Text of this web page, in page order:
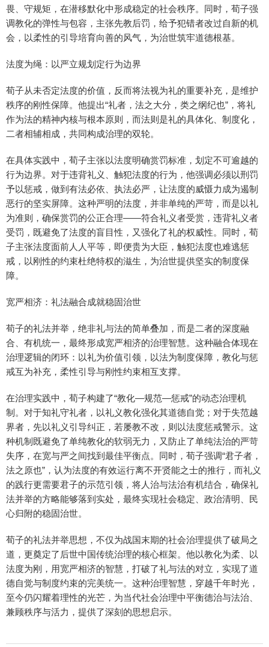
畏、守规矩，在潜移默化中形成稳定的社会秩序。同时，荀子强
调教化的弹性与包容，主张先教后罚，给予犯错者改过自新的机
会，以柔性的引导培育向善的风气，为治世筑牢道德根基。
法度为绳：以严立规划定行为边界
荀子从未否定法度的价值，反而将法视为礼的重要补充，是维护
秩序的刚性保障。他提出“礼者，法之大分，类之纲纪也”，将礼
作为法的精神内核与根本原则，而法则是礼的具体化、制度化，
二者相辅相成，共同构成治理的双轮。
在具体实践中，荀子主张以法度明确赏罚标准，划定不可逾越的
行为边界。对于违背礼义、触犯法度的行为，他强调必须以刑罚
予以惩戒，做到有法必依、执法必严，让法度的威慑力成为遏制
恶行的坚实屏障。这种严明的法度，并非单纯的严苛，而是以礼
为准则，确保赏罚的公正合理——符合礼义者受赏，违背礼义者
受罚，既避免了法度的盲目性，又强化了礼的权威性。同时，荀
子主张法度面前人人平等，即便贵为大臣，触犯法度也难逃惩
戒，以刚性的约束杜绝特权的滋生，为治世提供坚实的制度保
障。
宽严相济：礼法融合成就稳固治世
荀子的礼法并举，绝非礼与法的简单叠加，而是二者的深度融
合、有机统一，最终形成宽严相济的治理智慧。这种融合体现在
治理逻辑的闭环：以礼为价值引领，以法为制度保障，教化与惩
戒互为补充，柔性引导与刚性约束相互支撑。
在治理实践中，荀子构建了“教化—规范—惩戒”的动态治理机
制。对于知礼守礼者，以礼义教化强化其道德自觉；对于失范越
界者，先以礼义引导纠正，若屡教不改，则以法度惩戒警示。这
种机制既避免了单纯教化的软弱无力，又防止了单纯法治的严苛
失序，在宽与严之间找到最佳平衡点。同时，荀子强调“君子者，
法之原也”，认为法度的有效运行离不开贤能之士的推行，而礼义
的践行更需要君子的示范引领，将人治与法治有机结合，确保礼
法并举的方略能够落到实处，最终实现社会稳定、政治清明、民
心归附的稳固治世。
荀子的礼法并举思想，不仅为战国末期的社会治理提供了破局之
道，更奠定了后世中国传统治理的核心框架。他以教化为柔、以
法度为刚，用宽严相济的智慧，打破了礼与法的对立，实现了道
德自觉与制度约束的完美统一。这种治理智慧，穿越千年时光，
至今仍闪耀着理性的光芒，为当代社会治理中平衡德治与法治、
兼顾秩序与活力，提供了深刻的思想启示。